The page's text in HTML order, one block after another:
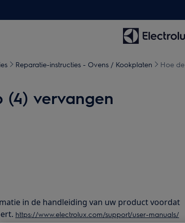
Reparatie-instructies - Ovens / Kookplaten Hoe
(4) vervangen
in de handleiding van uw product voordat
https://www.electrolux.com/support/user-manuals/